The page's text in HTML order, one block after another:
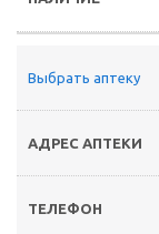
Выбрать аптеку